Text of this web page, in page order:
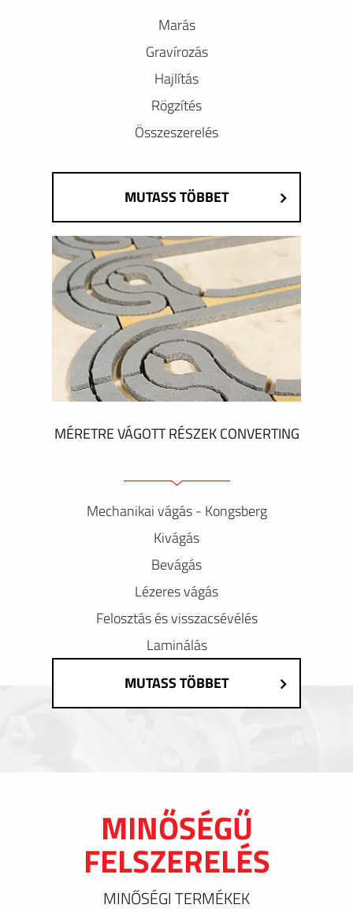
Marás
Gravírozás
Hajlítás
Rögzítés
Összeszerelés
MUTASS TÖBBET
MÉRETRE VÁGOTT RÉSZEK CONVERTING
Mechanikai vágás - Kongsberg
Kivágás
Bevágás
Lézeres vágás
Felosztás és visszacsévélés
Laminálás
MUTASS TÖBBET
MINŐSÉGŰ
FELSZERELÉS
MINŐSÉGI TERMÉKEK